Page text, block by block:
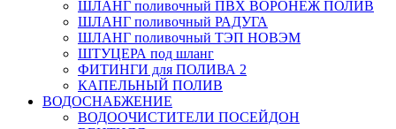
ШЛАНГ поливочный ПВХ ВОРОНЕЖ ПОЛИВ
ШЛАНГ поливочный РАДУГА
ШЛАНГ поливочный ТЭП НОВЭМ
ШТУЦЕРА под шланг
ФИТИНГИ для ПОЛИВА 2
КАПЕЛЬНЫЙ ПОЛИВ
ВОДОСНАБЖЕНИЕ
ВОДООЧИСТИТЕЛИ ПОСЕЙДОН